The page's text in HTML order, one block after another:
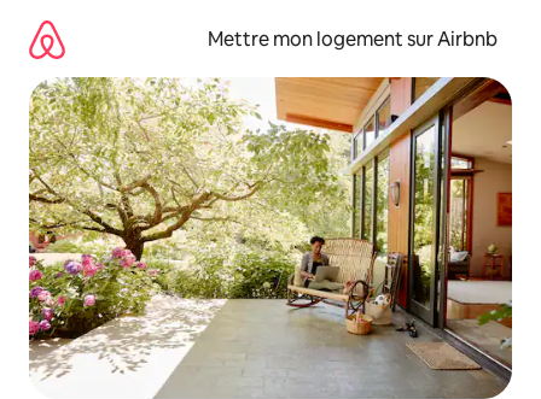
directement
contenu
Mettre mon logement sur Airbnb